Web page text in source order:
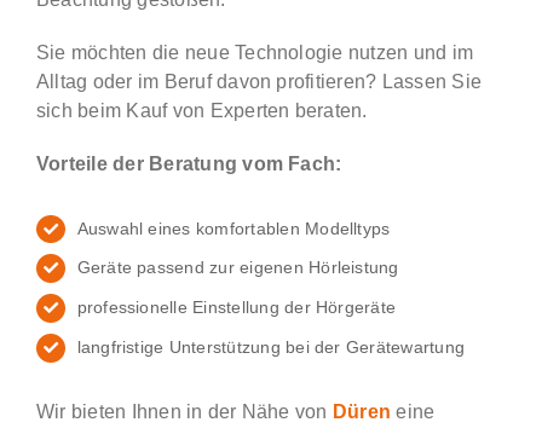
Sie möchten die neue Technologie nutzen und im
Alltag oder im Beruf davon profitieren? Lassen Sie
sich beim Kauf von Experten beraten.
Vorteile der Beratung vom Fach:
Auswahl eines komfortablen Modelltyps
Geräte passend zur eigenen Hörleistung
professionelle Einstellung der Hörgeräte
langfristige Unterstützung bei der Gerätewartung
Wir bieten Ihnen in der Nähe von Düren eine